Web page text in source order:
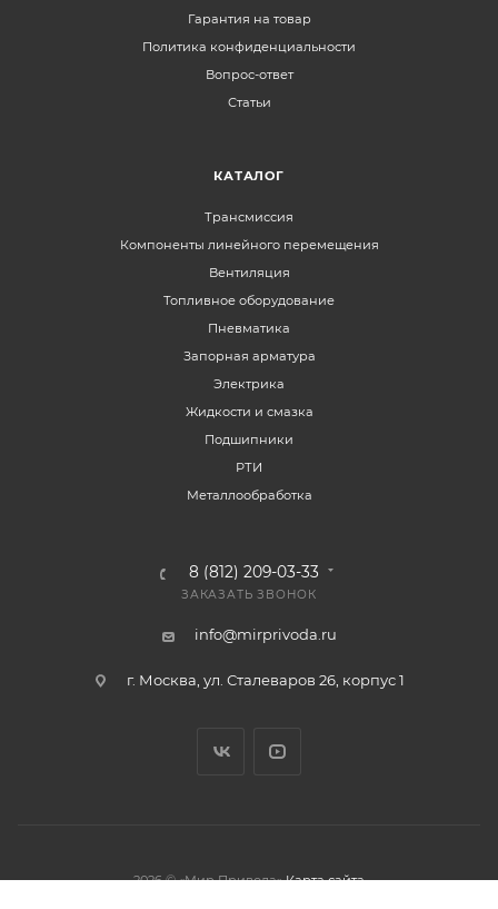
Гарантия на товар
Политика конфиденциальности
Вопрос-ответ
Статьи
КАТАЛОГ
Трансмиссия
Компоненты линейного перемещения
Вентиляция
Топливное оборудование
Пневматика
Запорная арматура
Электрика
Жидкости и смазка
Подшипники
РТИ
Металлообработка
8 (812) 209-03-33
ЗАКАЗАТЬ ЗВОНОК
info@mirprivoda.ru
г. Москва, ул. Сталеваров 26, корпус 1
2026 © «Мир Привода» Карта сайта